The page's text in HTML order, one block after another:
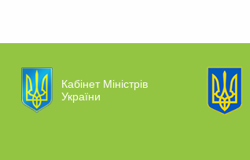
Кабінет Міністрів
України